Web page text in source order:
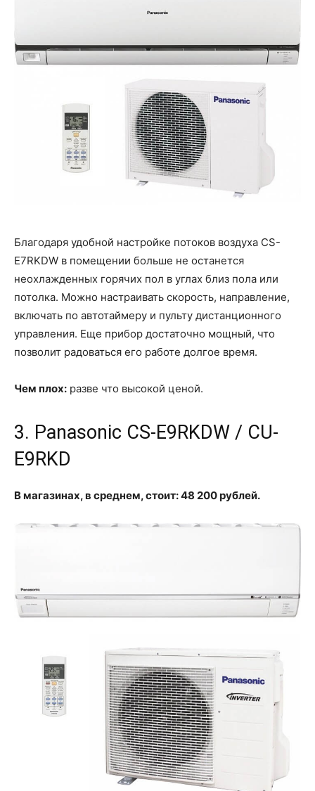
Благодаря удобной настройке потоков воздуха CS-
E7RKDW в помещении больше не останется
неохлажденных горячих пол в углах близ пола или
потолка. Можно настраивать скорость, направление,
включать по автотаймеру и пульту дистанционного
управления. Еще прибор достаточно мощный, что
позволит радоваться его работе долгое время.
Чем плох: разве что высокой ценой.
3. Panasonic CS-E9RKDW / CU-
E9RKD
В магазинах, в среднем, стоит: 48 200 рублей.